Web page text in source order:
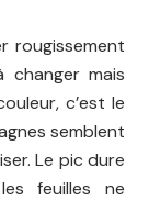
rougissement
changer mais
c’est le
semblent
Le pic dure
feuilles ne